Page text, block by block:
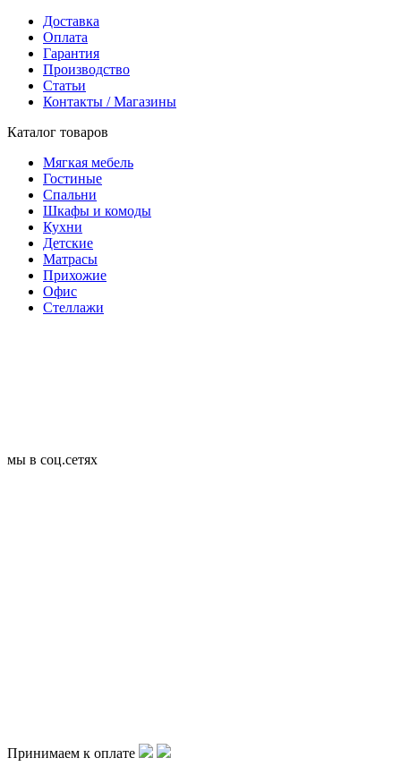
Доставка
Оплата
Гарантия
Производство
Статьи
Контакты / Магазины
Каталог товаров
Мягкая мебель
Гостиные
Спальни
Шкафы и комоды
Кухни
Детские
Матрасы
Прихожие
Офис
Стеллажи
мы в соц.сетях
Принимаем к оплате